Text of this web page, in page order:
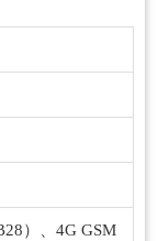
）、4G GSM